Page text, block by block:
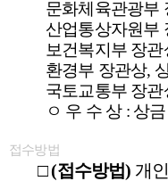
문화체육관광부
산업통상자원부
보건복지부 장관
환경부 장관상,
국토교통부 장관
ㅇ 우 수 상 : 상금
접수방법
□(접수방법) 개인